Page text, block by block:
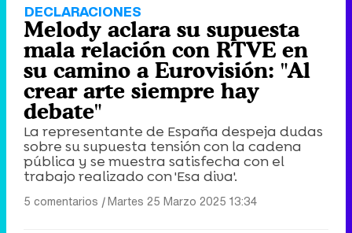
DECLARACIONES
Melody aclara su supuesta
mala relación con RTVE en
su camino a Eurovisión: "Al
crear arte siempre hay
debate"
La representante de España despeja dudas
sobre su supuesta tensión con la cadena
pública y se muestra satisfecha con el
trabajo realizado con 'Esa diva'.
5 comentarios |Martes 25 Marzo 2025 13:34